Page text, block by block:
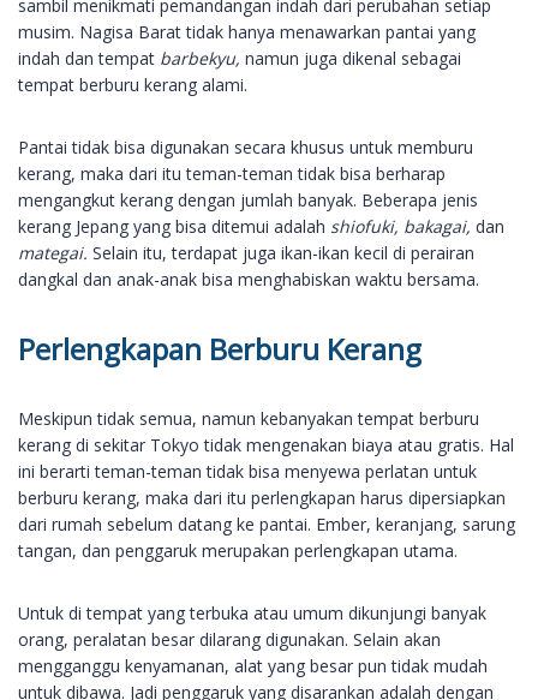
sambil menikmati pemandangan indah dari perubahan setiap
musim. Nagisa Barat tidak hanya menawarkan pantai yang
indah dan tempat barbekyu, namun juga dikenal sebagai
tempat berburu kerang alami.
Pantai tidak bisa digunakan secara khusus untuk memburu
kerang, maka dari itu teman-teman tidak bisa berharap
mengangkut kerang dengan jumlah banyak. Beberapa jenis
kerang Jepang yang bisa ditemui adalah shiofuki, bakagai, dan
mategai. Selain itu, terdapat juga ikan-ikan kecil di perairan
dangkal dan anak-anak bisa menghabiskan waktu bersama.
Perlengkapan Berburu Kerang
Meskipun tidak semua, namun kebanyakan tempat berburu
kerang di sekitar Tokyo tidak mengenakan biaya atau gratis. Hal
ini berarti teman-teman tidak bisa menyewa perlatan untuk
berburu kerang, maka dari itu perlengkapan harus dipersiapkan
dari rumah sebelum datang ke pantai. Ember, keranjang, sarung
tangan, dan penggaruk merupakan perlengkapan utama.
Untuk di tempat yang terbuka atau umum dikunjungi banyak
orang, peralatan besar dilarang digunakan. Selain akan
mengganggu kenyamanan, alat yang besar pun tidak mudah
untuk dibawa. Jadi penggaruk yang disarankan adalah dengan